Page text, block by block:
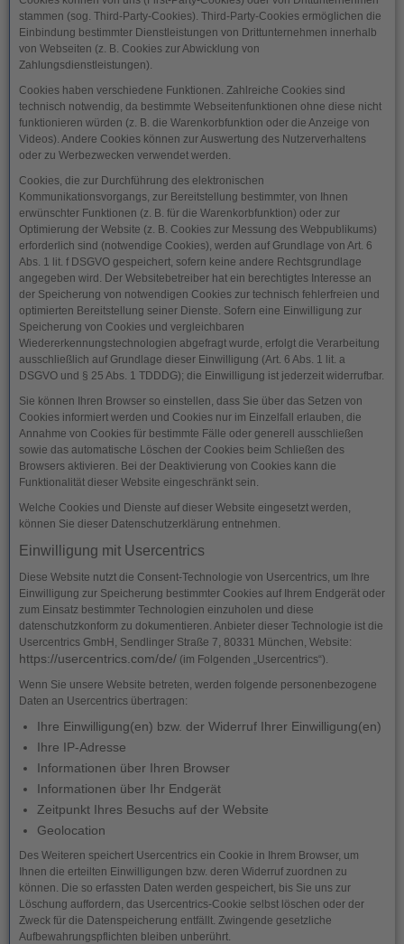
stammen (sog. Third-Party-Cookies). Third-Party-Cookies ermöglichen die
Einbindung bestimmter Dienstleistungen von Drittunternehmen innerhalb
von Webseiten (z. B. Cookies zur Abwicklung von
Zahlungsdienstleistungen).
Cookies haben verschiedene Funktionen. Zahlreiche Cookies sind
technisch notwendig, da bestimmte Webseitenfunktionen ohne diese nicht
funktionieren würden (z. B. die Warenkorbfunktion oder die Anzeige von
Videos). Andere Cookies können zur Auswertung des Nutzerverhaltens
oder zu Werbezwecken verwendet werden.
Cookies, die zur Durchführung des elektronischen
Kommunikationsvorgangs, zur Bereitstellung bestimmter, von Ihnen
erwünschter Funktionen (z. B. für die Warenkorbfunktion) oder zur
Optimierung der Website (z. B. Cookies zur Messung des Webpublikums)
erforderlich sind (notwendige Cookies), werden auf Grundlage von Art. 6
Abs. 1 lit. f DSGVO gespeichert, sofern keine andere Rechtsgrundlage
angegeben wird. Der Websitebetreiber hat ein berechtigtes Interesse an
der Speicherung von notwendigen Cookies zur technisch fehlerfreien und
optimierten Bereitstellung seiner Dienste. Sofern eine Einwilligung zur
Speicherung von Cookies und vergleichbaren
Wiedererkennungstechnologien abgefragt wurde, erfolgt die Verarbeitung
ausschließlich auf Grundlage dieser Einwilligung (Art. 6 Abs. 1 lit. a
DSGVO und § 25 Abs. 1 TDDDG); die Einwilligung ist jederzeit widerrufbar.
Sie können Ihren Browser so einstellen, dass Sie über das Setzen von
Cookies informiert werden und Cookies nur im Einzelfall erlauben, die
Annahme von Cookies für bestimmte Fälle oder generell ausschließen
sowie das automatische Löschen der Cookies beim Schließen des
Browsers aktivieren. Bei der Deaktivierung von Cookies kann die
Funktionalität dieser Website eingeschränkt sein.
Welche Cookies und Dienste auf dieser Website eingesetzt werden,
können Sie dieser Datenschutzerklärung entnehmen.
Einwilligung mit Usercentrics
Diese Website nutzt die Consent-Technologie von Usercentrics, um Ihre
Einwilligung zur Speicherung bestimmter Cookies auf Ihrem Endgerät oder
zum Einsatz bestimmter Technologien einzuholen und diese
datenschutzkonform zu dokumentieren. Anbieter dieser Technologie ist die
Usercentrics GmbH, Sendlinger Straße 7, 80331 München, Website:
https://usercentrics.com/de/ (im Folgenden „Usercentrics“).
Wenn Sie unsere Website betreten, werden folgende personenbezogene
Daten an Usercentrics übertragen:
Ihre Einwilligung(en) bzw. der Widerruf Ihrer Einwilligung(en)
Ihre IP-Adresse
Informationen über Ihren Browser
Informationen über Ihr Endgerät
Zeitpunkt Ihres Besuchs auf der Website
Geolocation
Des Weiteren speichert Usercentrics ein Cookie in Ihrem Browser, um
Ihnen die erteilten Einwilligungen bzw. deren Widerruf zuordnen zu
können. Die so erfassten Daten werden gespeichert, bis Sie uns zur
Löschung auffordern, das Usercentrics-Cookie selbst löschen oder der
Zweck für die Datenspeicherung entfällt. Zwingende gesetzliche
Aufbewahrungspflichten bleiben unberührt.